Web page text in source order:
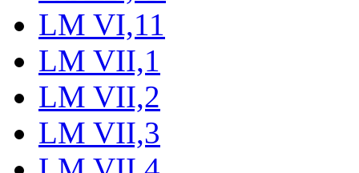
LM VI,11
LM VII,1
LM VII,2
LM VII,3